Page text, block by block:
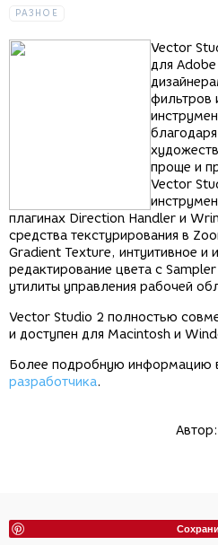
РАЗНОЕ
Vector
для
фильтров
проще и
Vector
плагинах Direction Handler и
средства текстурирования в
Gradient Texture, интуитивное и
редактирование цвета с
утилиты управления рабочей
Vector Studio 2 полностью
и доступен для Macintosh и
Более подробную информацию
разработчика.
Автор: